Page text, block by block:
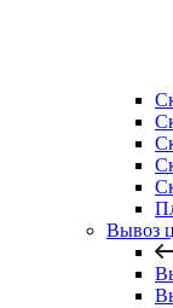
Вывоз